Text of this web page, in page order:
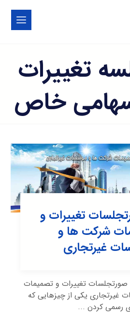
تغییرات
خاص
تغییرات و
شرکت ها و
غیرتجاری
صورتجلسات تغییرات و تصمیمات
یکی از چیزهایی که
رسمی کردن ...